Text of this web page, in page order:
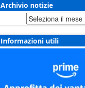
Archivio notizie
Archivio
Informazioni utili